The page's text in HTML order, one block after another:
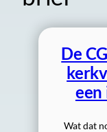
De
een
Wat dat